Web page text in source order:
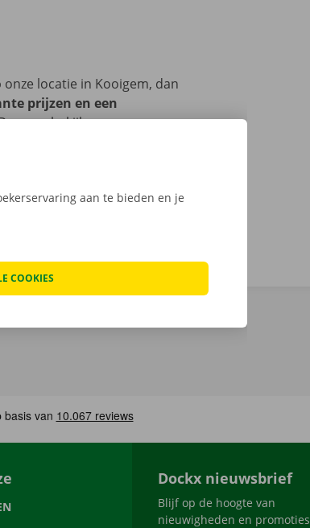
locatie in Kooigem, dan
prijzen en een
bekijken we op
veilig thuis.
Dockx nieuwsbrief
Blijf op de hoogte van
nieuwigheden en promoties
aan te bieden en je
COOKIES